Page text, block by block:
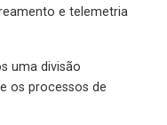
e telemetria
uma divisão
os processos de